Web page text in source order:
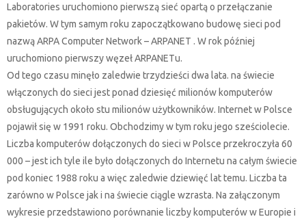
Laboratories uruchomiono pierwszą sieć opartą o przełączanie
pakietów. W tym samym roku zapoczątkowano budowę sieci pod
nazwą ARPA Computer Network – ARPANET . W rok później
uruchomiono pierwszy węzeł ARPANETu.
Od tego czasu minęło zaledwie trzydzieści dwa lata. na świecie
włączonych do sieci jest ponad dziesięć milionów komputerów
obsługujących około stu milionów użytkowników. Internet w Polsce
pojawił się w 1991 roku. Obchodzimy w tym roku jego sześciolecie.
Liczba komputerów dołączonych do sieci w Polsce przekroczyła 60
000 – jest ich tyle ile było dołączonych do Internetu na całym świecie
pod koniec 1988 roku a więc zaledwie dziewięć lat temu. Liczba ta
zarówno w Polsce jak i na świecie ciągle wzrasta. Na załączonym
wykresie przedstawiono porównanie liczby komputerów w Europie i